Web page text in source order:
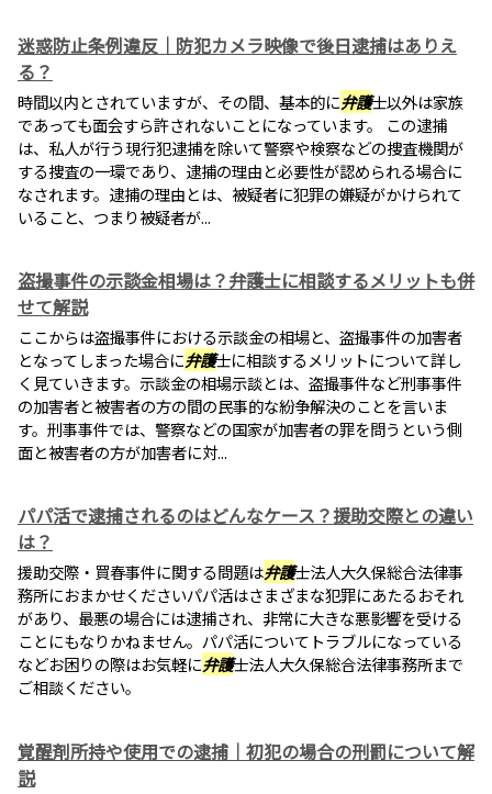
迷惑防止条例違反｜防犯カメラ映像で後日逮捕はありえ
る？
時間以内とされていますが、その間、基本的に弁護士以外は家族
であっても面会すら許されないことになっています。 この逮捕
は、私人が行う現行犯逮捕を除いて警察や検察などの捜査機関が
する捜査の一環であり、逮捕の理由と必要性が認められる場合に
なされます。逮捕の理由とは、被疑者に犯罪の嫌疑がかけられて
いること、つまり被疑者が...
盗撮事件の示談金相場は？弁護士に相談するメリットも併
せて解説
ここからは盗撮事件における示談金の相場と、盗撮事件の加害者
となってしまった場合に弁護士に相談するメリットについて詳し
く見ていきます。示談金の相場示談とは、盗撮事件など刑事事件
の加害者と被害者の方の間の民事的な紛争解決のことを言いま
す。刑事事件では、警察などの国家が加害者の罪を問うという側
面と被害者の方が加害者に対...
パパ活で逮捕されるのはどんなケース？援助交際との違い
は？
援助交際・買春事件に関する問題は弁護士法人大久保総合法律事
務所におまかせくださいパパ活はさまざまな犯罪にあたるおそれ
があり、最悪の場合には逮捕され、非常に大きな悪影響を受ける
ことにもなりかねません。パパ活についてトラブルになっている
などお困りの際はお気軽に弁護士法人大久保総合法律事務所まで
ご相談ください。
覚醒剤所持や使用での逮捕｜初犯の場合の刑罰について解
説